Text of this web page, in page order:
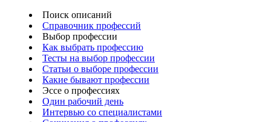
Поиск описаний
Справочник профессий
Выбор профессии
Как выбрать профессию
Тесты на выбор профессии
Статьи о выборе профессии
Какие бывают профессии
Эссе о профессиях
Один рабочий день
Интервью со специалистами